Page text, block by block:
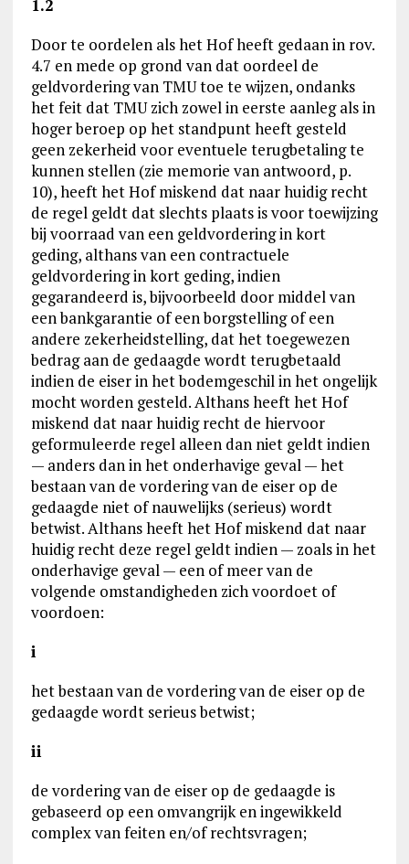
1.2
Door te oordelen als het Hof heeft gedaan in rov.
4.7 en mede op grond van dat oordeel de
geldvordering van TMU toe te wijzen, ondanks
het feit dat TMU zich zowel in eerste aanleg als in
hoger beroep op het standpunt heeft gesteld
geen zekerheid voor eventuele terugbetaling te
kunnen stellen (zie memorie van antwoord, p.
10), heeft het Hof miskend dat naar huidig recht
de regel geldt dat slechts plaats is voor toewijzing
bij voorraad van een geldvordering in kort
geding, althans van een contractuele
geldvordering in kort geding, indien
gegarandeerd is, bijvoorbeeld door middel van
een bankgarantie of een borgstelling of een
andere zekerheidstelling, dat het toegewezen
bedrag aan de gedaagde wordt terugbetaald
indien de eiser in het bodemgeschil in het ongelijk
mocht worden gesteld. Althans heeft het Hof
miskend dat naar huidig recht de hiervoor
geformuleerde regel alleen dan niet geldt indien
— anders dan in het onderhavige geval — het
bestaan van de vordering van de eiser op de
gedaagde niet of nauwelijks (serieus) wordt
betwist. Althans heeft het Hof miskend dat naar
huidig recht deze regel geldt indien — zoals in het
onderhavige geval — een of meer van de
volgende omstandigheden zich voordoet of
voordoen:
i
het bestaan van de vordering van de eiser op de
gedaagde wordt serieus betwist;
ii
de vordering van de eiser op de gedaagde is
gebaseerd op een omvangrijk en ingewikkeld
complex van feiten en/of rechtsvragen;